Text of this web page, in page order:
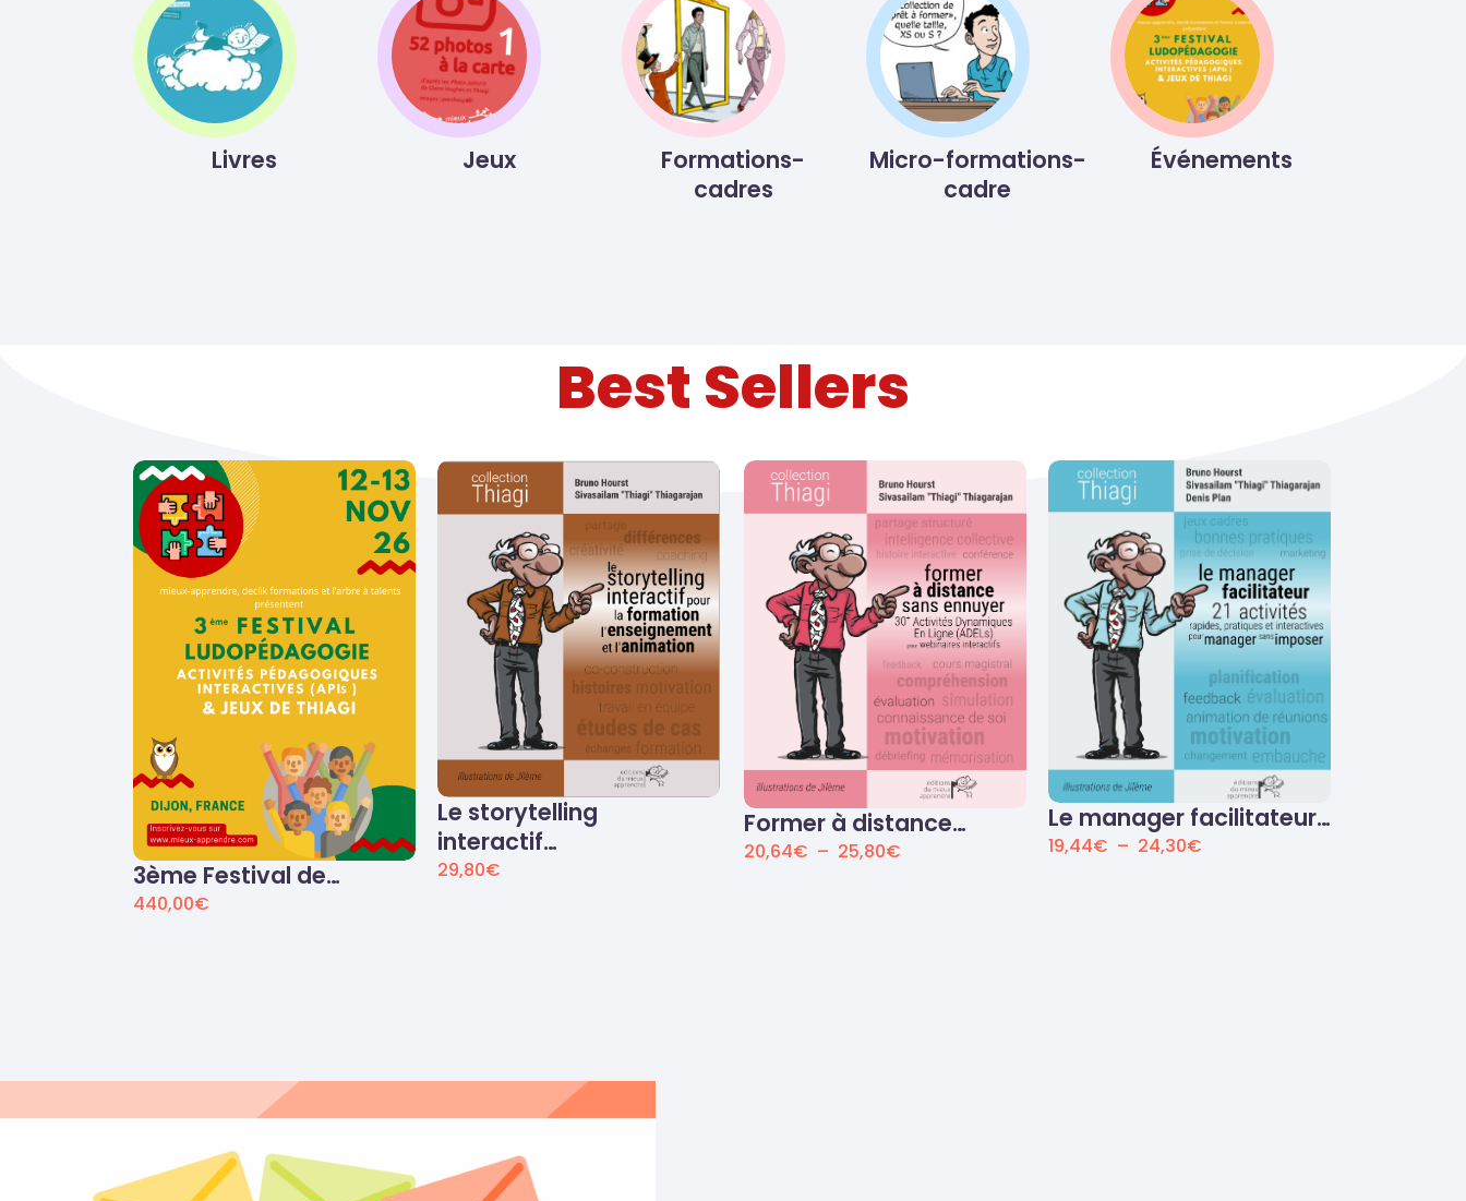
Livres Jeux
Formations-
cadres
Micro-formations-
cadre
Événements
Best Sellers
Ajouter au panier
3ème Festival de…
440,00€
Ajouter au panier
Le storytelling
interactif…
29,80€
Former à distance…
20,64€ – 25,80€
Le manager facilitateur…
19,44€ – 24,30€